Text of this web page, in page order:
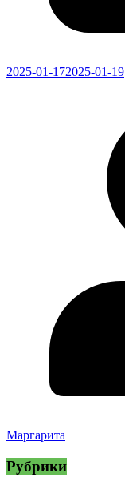
2025-01-172025-01-19
Маргарита
Рубрики